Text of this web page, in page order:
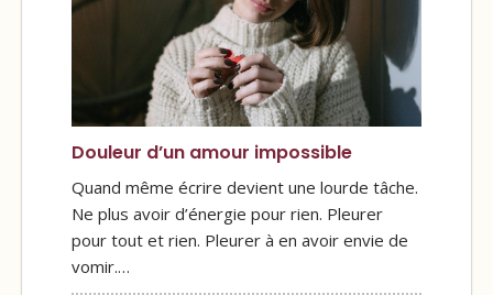
Douleur d’un amour impossible
Quand même écrire devient une lourde tâche.
Ne plus avoir d’énergie pour rien. Pleurer
pour tout et rien. Pleurer à en avoir envie de
vomir.…